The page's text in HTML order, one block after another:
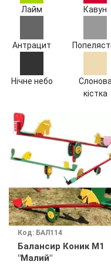
Лайм Кавун
Антрацит
Нічне небо
Слонова
кістка
Код: БАЛ114
Балансир Коник М1
"Малий"